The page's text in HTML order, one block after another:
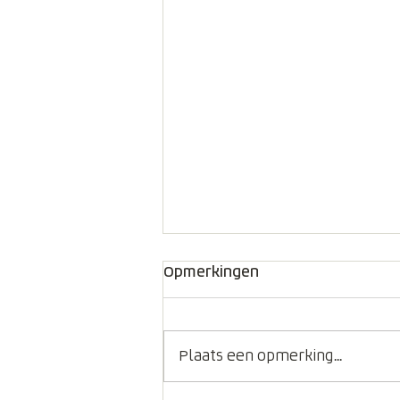
Opmerkingen
Plaats een opmerking...